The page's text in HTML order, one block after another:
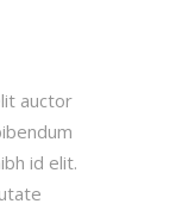
auctor
id elit.